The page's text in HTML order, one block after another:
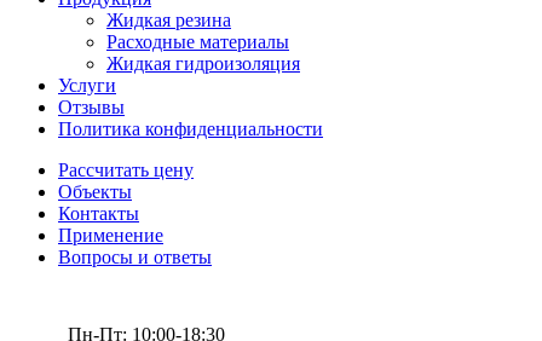
Жидкая резина
Расходные материалы
Жидкая гидроизоляция
Услуги
Отзывы
Политика конфиденциальности
Рассчитать цену
Объекты
Контакты
Применение
Вопросы и ответы
Пн-Пт: 10:00-18:30